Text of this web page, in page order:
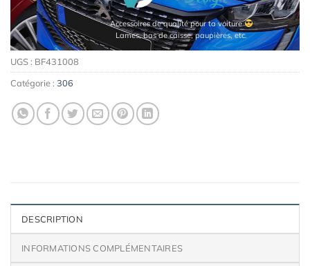
Accessoires de qualité pour ta voiture
Lames, bas de caisse, paupières, etc.
UGS : BF431008
Catégorie : 306
DESCRIPTION
INFORMATIONS COMPLÉMENTAIRES